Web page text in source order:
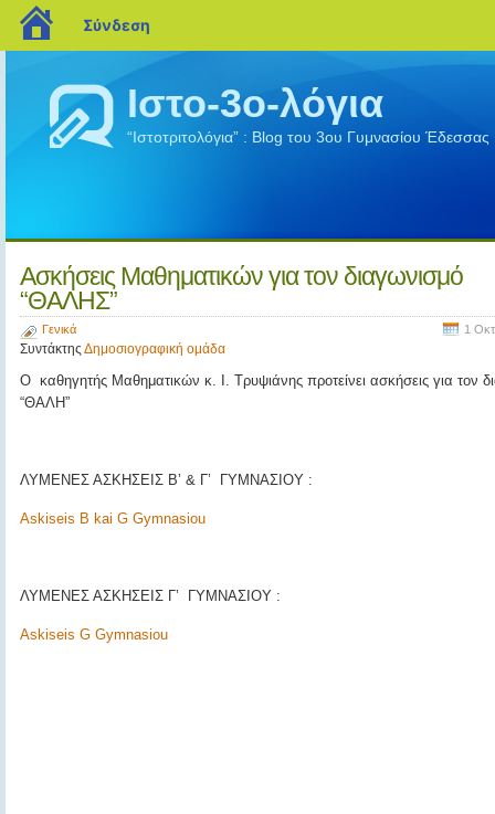
blogs.sch.gr
Σύνδεση
Ιστο-3ο-λόγια
“Ιστοτριτολόγια” : Blog του 3ου Γυμνασίου Έδεσσας
Ασκήσεις Μαθηματικών για τον διαγωνισμό
“ΘΑΛΗΣ”
Γενικά 1
Συντάκτης Δημοσιογραφική ομάδα
Ο καθηγητής Μαθηματικών κ. Ι. Τρυψιάνης προτείνει ασκήσεις για τον
“ΘΑΛΗ”
ΛΥΜΕΝΕΣ ΑΣΚΗΣΕΙΣ B’ & Γ’ ΓΥΜΝΑΣΙΟΥ :
Askiseis B kai G Gymnasiou
ΛΥΜΕΝΕΣ ΑΣΚΗΣΕΙΣ Γ’ ΓΥΜΝΑΣΙΟΥ :
Askiseis G Gymnasiou